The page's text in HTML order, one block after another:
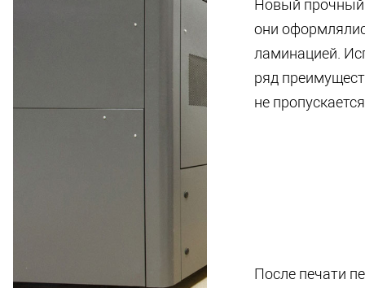
Новый прочный
они
ламинацией.
ряд
не
После печати